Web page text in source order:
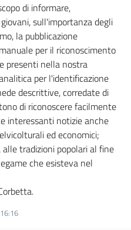
di informare,
sull'importanza degli
la pubblicazione
per il riconoscimento
presenti nella nostra
per l'identificazione
descrittive, corredate di
di riconoscere facilmente
interessanti notizie anche
ed economici;
tradizioni popolari al fine
che esisteva nel